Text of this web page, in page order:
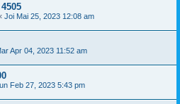
Joi Mai 25, 2023 12:08 am
Apr 04, 2023 11:52 am
Feb 27, 2023 5:43 pm